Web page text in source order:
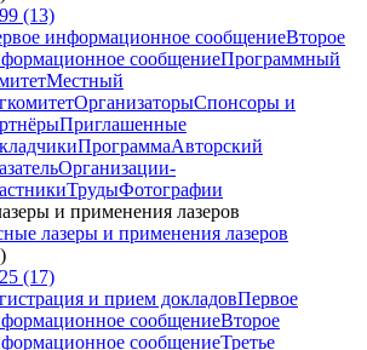
(13)
информационное сообщениеВторое
сообщениеПрограммный
Местный
ОрганизаторыСпонсоры и
Приглашенные
ПрограммаАвторский
Организации-
ТрудыФотографии
и применения лазеров
лазеры и применения лазеров
(17)
и прием докладовПервое
сообщениеВторое
сообщениеТретье